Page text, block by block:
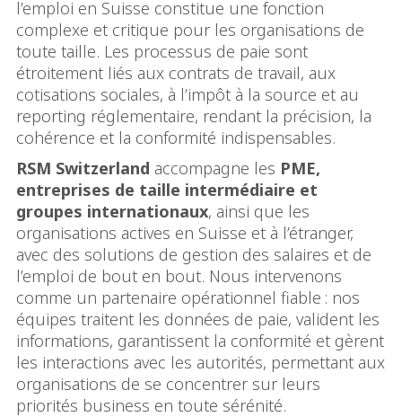
l’emploi en Suisse constitue une fonction
complexe et critique pour les organisations de
toute taille. Les processus de paie sont
étroitement liés aux contrats de travail, aux
cotisations sociales, à l’impôt à la source et au
reporting réglementaire, rendant la précision, la
cohérence et la conformité indispensables.
RSM Switzerland accompagne les PME,
entreprises de taille intermédiaire et
groupes internationaux, ainsi que les
organisations actives en Suisse et à l’étranger,
avec des solutions de gestion des salaires et de
l’emploi de bout en bout. Nous intervenons
comme un partenaire opérationnel fiable : nos
équipes traitent les données de paie, valident les
informations, garantissent la conformité et gèrent
les interactions avec les autorités, permettant aux
organisations de se concentrer sur leurs
priorités business en toute sérénité.